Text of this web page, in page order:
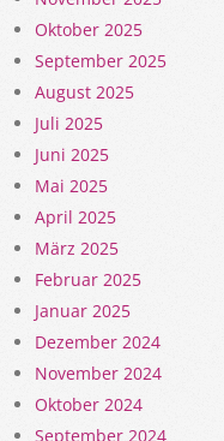
Oktober 2025
September 2025
August 2025
Juli 2025
Juni 2025
Mai 2025
April 2025
März 2025
Februar 2025
Januar 2025
Dezember 2024
November 2024
Oktober 2024
September 2024